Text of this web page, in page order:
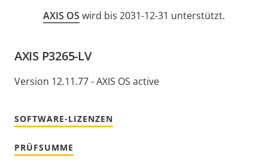
AXIS OS wird bis 2031-12-31 unterstützt.
AXIS P3265-LV
Version 12.11.77 - AXIS OS active
SOFTWARE-LIZENZEN
PRÜFSUMME